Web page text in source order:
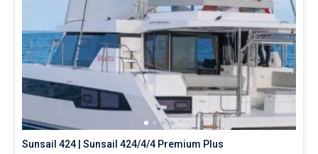
Sunsail 424 | Sunsail 424/4/4 Premium Plus